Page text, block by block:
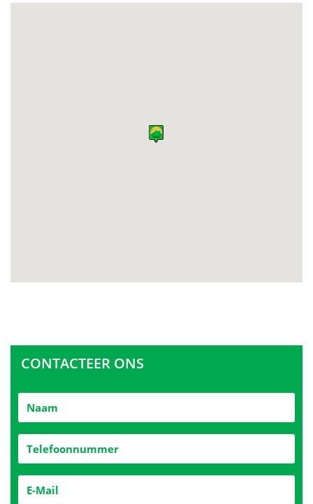
CONTACTEER ONS